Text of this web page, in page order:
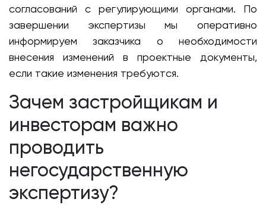
согласований с регулирующими органами. По
завершении экспертизы мы оперативно
информируем заказчика о необходимости
внесения изменений в проектные документы,
если такие изменения требуются.
Зачем застройщикам и
инвесторам важно
проводить
негосударственную
экспертизу?